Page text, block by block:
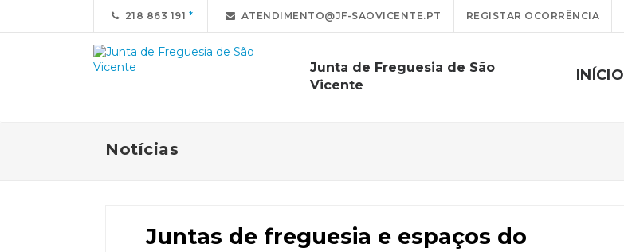
218 863 191 ATENDIMENTO@JF-SAOVICENTE.PT REGISTAR OCORRÊNCIA
Junta de Freguesia de São
Vicente
INÍCIO
Notícias
Juntas de freguesia e espaços do